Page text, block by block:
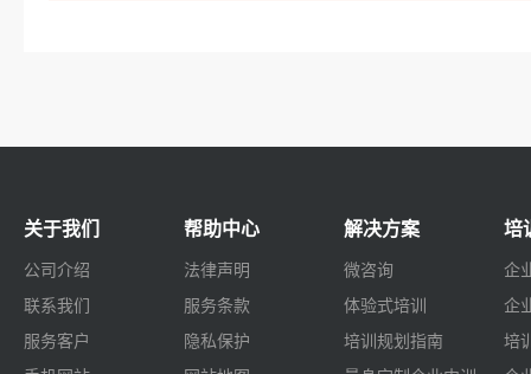
关于我们
公司介绍
联系我们
服务客户
帮助中心
法律声明
服务条款
隐私保护
解决方案
微咨询
体验式培训
培训规划指南
培
企
企
培